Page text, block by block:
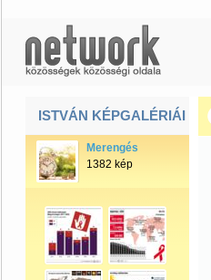
ISTVÁN KÉPGALÉRIÁI
Merengés
1382 kép